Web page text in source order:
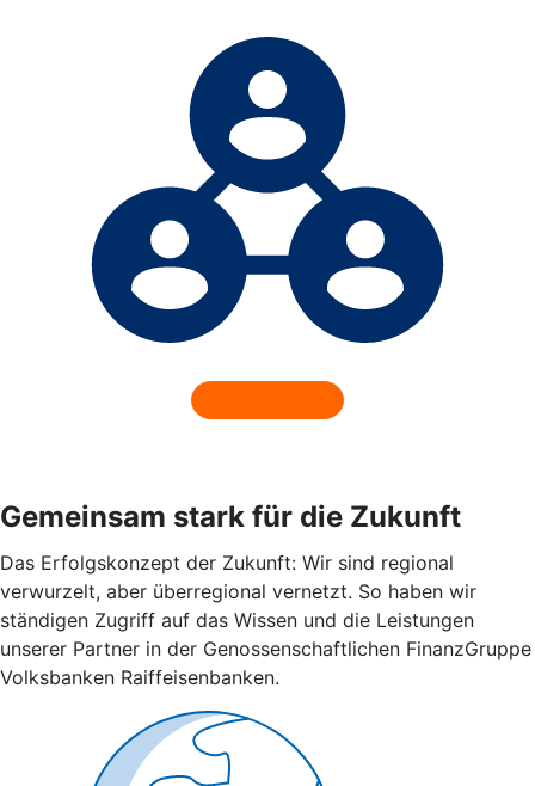
Gemeinsam stark für die Zukunft
Das Erfolgskonzept der Zukunft: Wir sind regional
verwurzelt, aber überregional vernetzt. So haben wir
ständigen Zugriff auf das Wissen und die Leistungen
unserer Partner in der Genossenschaftlichen FinanzGruppe
Volksbanken Raiffeisenbanken.